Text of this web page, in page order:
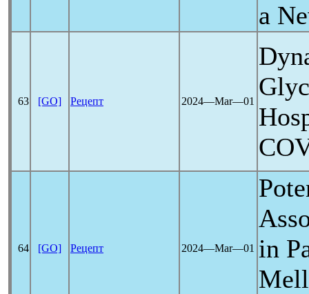
a
63 [GO] Рецепт 2024―Mar―01
64 [GO] Рецепт 2024―Mar―01 in